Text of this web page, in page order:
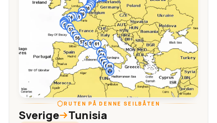
RUTEN PÅ DENNE SEILBÅTEN
Sverige Tunisia